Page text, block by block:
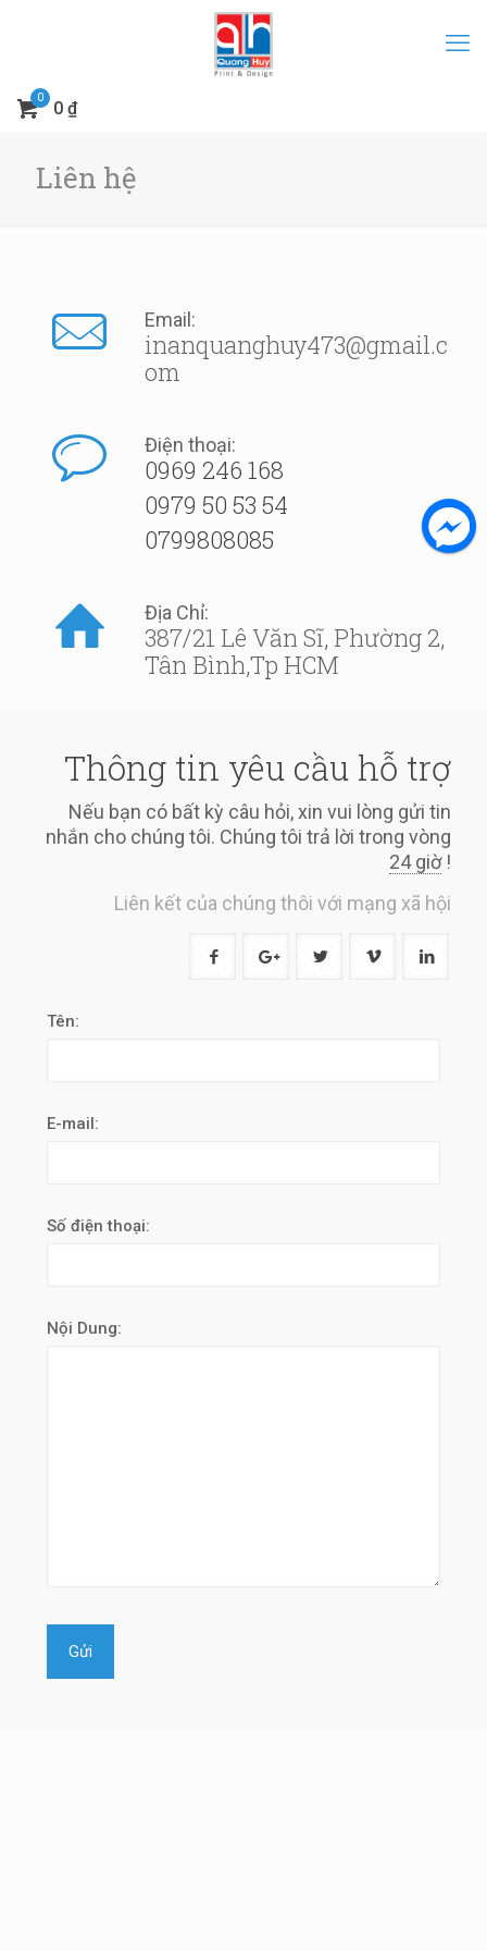
0
0 ₫
Liên hệ
Email:
inanquanghuy473@gmail.c
om
Điện thoại:
0969 246 168
0979 50 53 54
0799808085
Địa Chỉ:
387/21 Lê Văn Sĩ, Phường 2,
Tân Bình,Tp HCM
Thông tin yêu cầu hỗ trợ
Nếu bạn có bất kỳ câu hỏi, xin vui lòng gửi tin
nhắn cho chúng tôi. Chúng tôi trả lời trong vòng
24 giờ!
Liên kết của chúng thôi với mạng xã hội
Tên:
E-mail:
Số điện thoại:
Nội Dung: